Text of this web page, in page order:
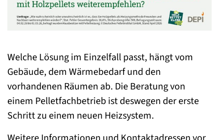
Welche Lösung im Einzelfall passt, hängt vom
Gebäude, dem Wärmebedarf und den
vorhandenen Räumen ab. Die Beratung von
einem Pelletfachbetrieb ist deswegen der erste
Schritt zu einem neuen Heizsystem.